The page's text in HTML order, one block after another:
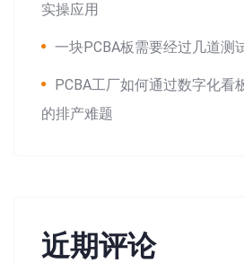
实操应用
一块PCBA板需要经过几道测
PCBA工厂如何通过数字化看
的排产难题
近期评论